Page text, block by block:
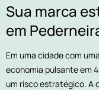
Sua marca
em
Em uma cidade com
economia pulsante em
um risco estratégico. A